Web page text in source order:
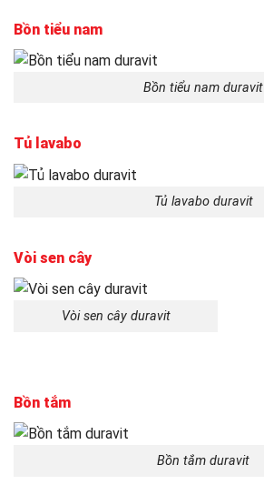
Bồn tiểu nam
Bồn tiểu nam duravit
Tủ lavabo
Tủ lavabo duravit
Vòi sen cây
Vòi sen cây duravit
Bồn tắm
Bồn tắm duravit